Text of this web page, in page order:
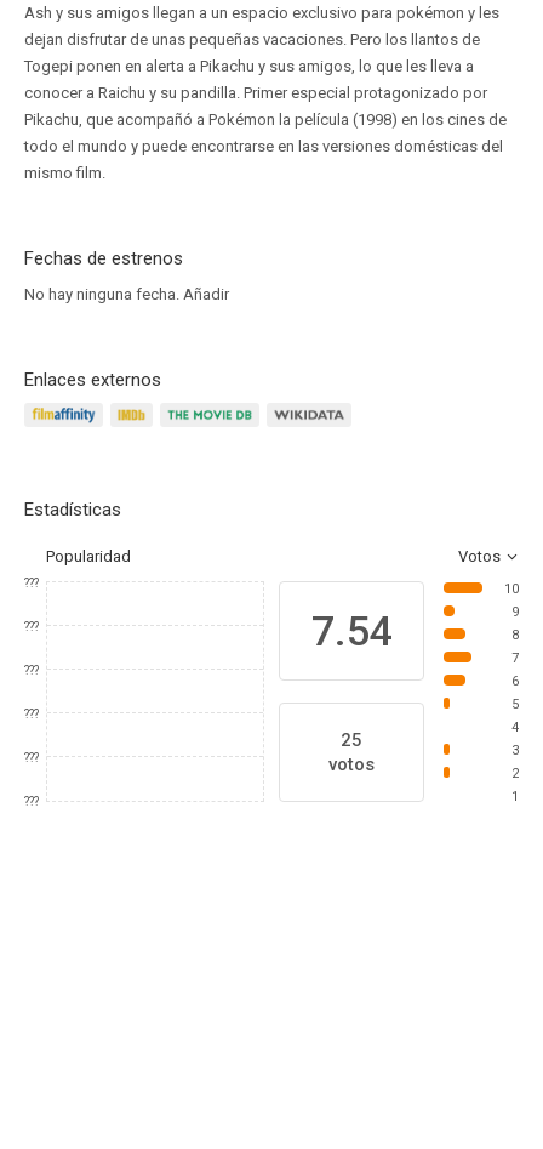
Ash y sus amigos llegan a un espacio exclusivo para pokémon y les
dejan disfrutar de unas pequeñas vacaciones. Pero los llantos de
Togepi ponen en alerta a Pikachu y sus amigos, lo que les lleva a
conocer a Raichu y su pandilla. Primer especial protagonizado por
Pikachu, que acompañó a Pokémon la película (1998) en los cines de
todo el mundo y puede encontrarse en las versiones domésticas del
mismo film.
Fechas de estrenos
No hay ninguna fecha. Añadir
Enlaces externos
Estadísticas
Popularidad Votos
???
???
???
???
???
???
7.54
25
votos
10
9
8
7
6
5
4
3
2
1